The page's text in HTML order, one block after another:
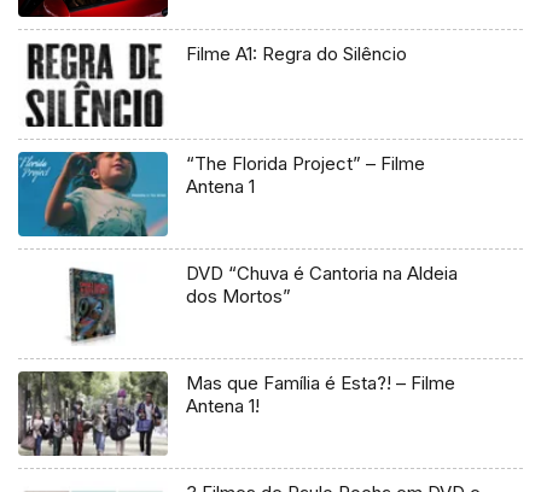
Filme A1: Regra do Silêncio
“The Florida Project” – Filme
Antena 1
DVD “Chuva é Cantoria na Aldeia
dos Mortos”
Mas que Família é Esta?! – Filme
Antena 1!